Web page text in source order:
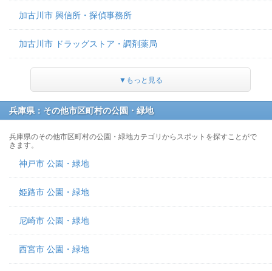
加古川市 興信所・探偵事務所
加古川市 ドラッグストア・調剤薬局
▼もっと見る
兵庫県：その他市区町村の公園・緑地
兵庫県のその他市区町村の公園・緑地カテゴリからスポットを探すことがで
きます。
神戸市 公園・緑地
姫路市 公園・緑地
尼崎市 公園・緑地
西宮市 公園・緑地